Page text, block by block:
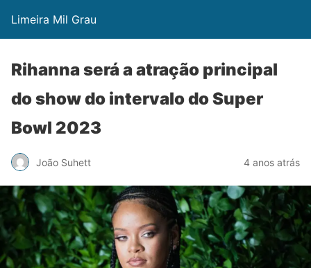
Limeira Mil Grau
Rihanna será a atração principal
do show do intervalo do Super
Bowl 2023
João Suhett 4 anos atrás